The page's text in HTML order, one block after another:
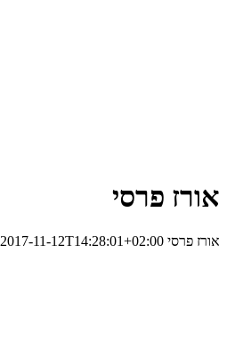
אורז פרסי
אורז פרסי 2017-11-12T14:28:01+02:00